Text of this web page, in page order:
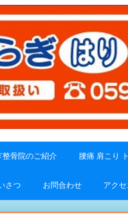
骨院のご紹介 腰痛 肩こり
さつ お問合わせ アクセ